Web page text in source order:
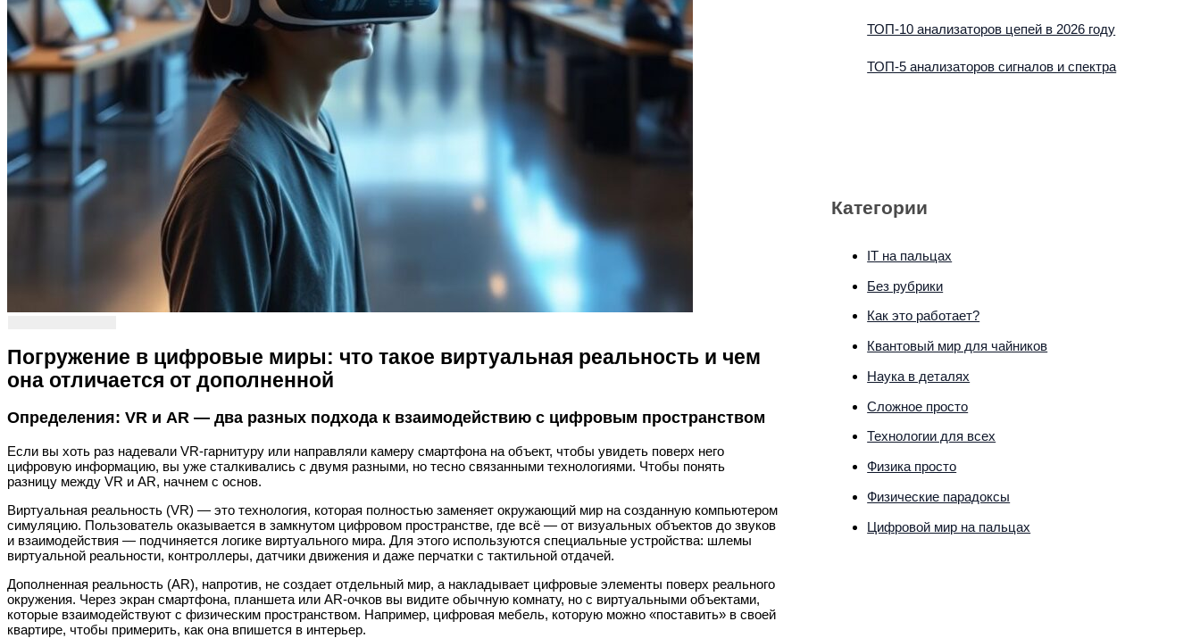
Погружение в цифровые миры: что такое виртуальная реальность и чем
она отличается от дополненной
Определения: VR и AR — два разных подхода к взаимодействию с цифровым пространством
Если вы хоть раз надевали VR-гарнитуру или направляли камеру смартфона на объект, чтобы увидеть поверх него
цифровую информацию, вы уже сталкивались с двумя разными, но тесно связанными технологиями. Чтобы понять
разницу между VR и AR, начнем с основ.
Виртуальная реальность (VR) — это технология, которая полностью заменяет окружающий мир на созданную компьютером
симуляцию. Пользователь оказывается в замкнутом цифровом пространстве, где всё — от визуальных объектов до звуков
и взаимодействия — подчиняется логике виртуального мира. Для этого используются специальные устройства: шлемы
виртуальной реальности, контроллеры, датчики движения и даже перчатки с тактильной отдачей.
Дополненная реальность (AR), напротив, не создает отдельный мир, а накладывает цифровые элементы поверх реального
окружения. Через экран смартфона, планшета или AR-очков вы видите обычную комнату, но с виртуальными объектами,
которые взаимодействуют с физическим пространством. Например, цифровая мебель, которую можно «поставить» в своей
квартире, чтобы примерить, как она впишется в интерьер.
ТОП-10 анализаторов цепей в 2026 году
ТОП-5 анализаторов сигналов и спектра
Категории
IT на пальцах
Без рубрики
Как это работает?
Квантовый мир для чайников
Наука в деталях
Сложное просто
Технологии для всех
Физика просто
Физические парадоксы
Цифровой мир на пальцах